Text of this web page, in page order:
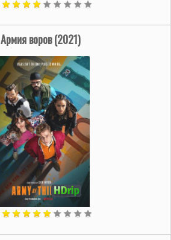
Армия воров (2021)